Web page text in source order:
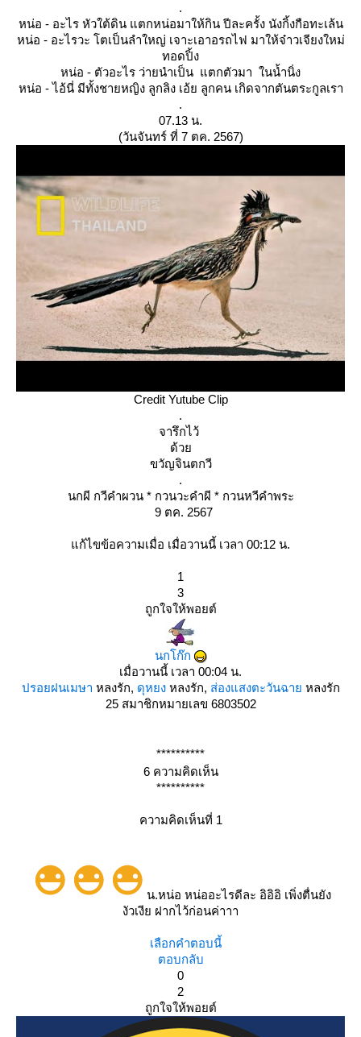
.
หน่อ - อะไร หัวใต้ดิน แตกหน่อมาให้กิน ปีละครั้ง นังกิ้งกือทะเล้น
หน่อ - อะไรวะ โตเป็นลำใหญ่ เจาะเอาอรถไฟ มาให้จ๋าวเจียงใหม่
ทอดปิ้ง
หน่อ - ตัวอะไร ว่ายนำเป็น แตกตัวมา ในน้ำนิ่ง
หน่อ - ไอ้นี่ มีทั้งชายหญิง ลูกลิง เอ้ย ลูกคน เกิดจากตันตระกูลเรา
.
07.13 น.
(วันจันทร์ ที่ 7 ตค. 2567)
Credit Yutube Clip
.
จารึกไว้
ด้ว
ขวัญจินตกวี
.
นกผี กวีคำผวน * กวนวะคำผี * กวนหวีคำพระ
9 ตค. 2567
ก้ไขข้อความเมื่อ เมื่อวานนี้ เวลา 00:12 น.
1
3
ถูกใจให้พอยต์
นกโก๊ก
เมื่อวานนี้ เวลา 00:04 น.
ปรอยฝนเมษา หลงรัก, ดุหยงหลงรัก, ส่องแสงตะวันฉา หลงรัก
25 สมาชิกหมายเลข 6803502
**********
6 ความคิดเห็น
**********
ความคิดเห็นที่ 1
น.หน่อ หน่ออะไรดีละ อิอิอิ เพิ่งตื่นยัง
งัวเงีย ฝากไว้ก่อนค่าาา
เลือกคำตอบนี้
ตอบกลับ
0
2
ถูกใจให้พอยต์